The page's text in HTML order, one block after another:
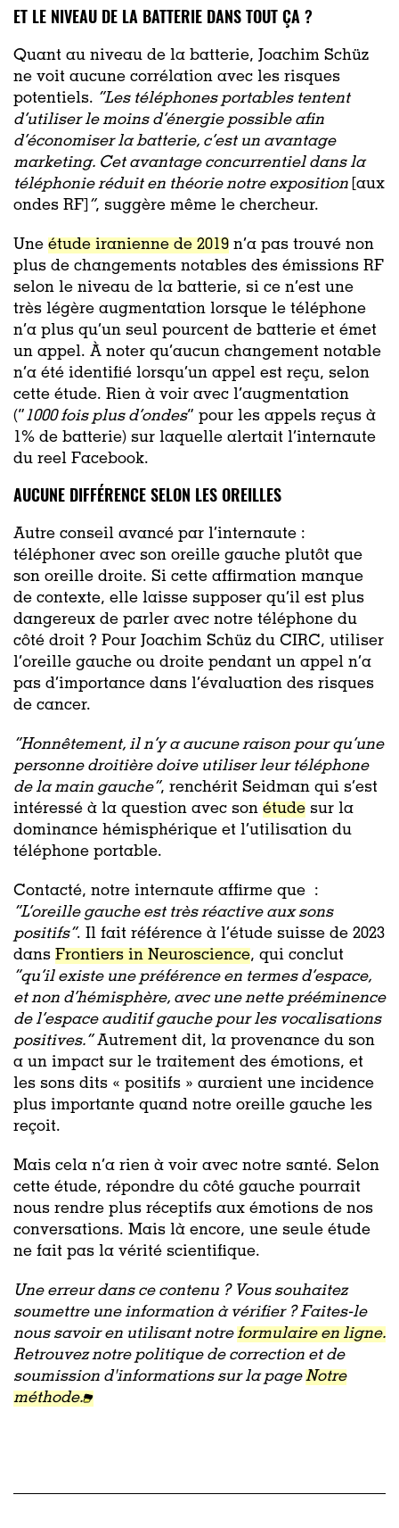
ET LE NIVEAU DE LA BATTERIE DANS TOUT ÇA ?
Quant au niveau de la batterie, Joachim Schüz
ne voit aucune corrélation avec les risques
potentiels. “Les téléphones portables tentent
d’utiliser le moins d’énergie possible afin
d’économiser la batterie, c’est un avantage
marketing. Cet avantage concurrentiel dans la
téléphonie réduit en théorie notre exposition [aux
ondes RF] ”, suggère même le chercheur.
Une étude iranienne de 2019 n’a pas trouvé non
plus de changements notables des émissions RF
selon le niveau de la batterie, si ce n’est une
très légère augmentation lorsque le téléphone
n’a plus qu’un seul pourcent de batterie et émet
un appel. À noter qu’aucun changement notable
n’a été identifié lorsqu’un appel est reçu, selon
cette étude. Rien à voir avec l’augmentation
(“1000 fois plus d’ondes” pour les appels reçus à
1% de batterie) sur laquelle alertait l’internaute
du reel Facebook.
AUCUNE DIFFÉRENCE SELON LES OREILLES
Autre conseil avancé par l’internaute :
téléphoner avec son oreille gauche plutôt que
son oreille droite. Si cette affirmation manque
de contexte, elle laisse supposer qu’il est plus
dangereux de parler avec notre téléphone du
côté droit ? Pour Joachim Schüz du CIRC, utiliser
l’oreille gauche ou droite pendant un appel n’a
pas d’importance dans l’évaluation des risques
de cancer.
“Honnêtement, il n’y a aucune raison pour qu’une
personne droitière doive utiliser leur téléphone
de la main gauche”, renchérit Seidman qui s’est
intéressé à la question avec son étude sur la
dominance hémisphérique et l’utilisation du
téléphone portable.
Contacté, notre internaute affirme que :
“L’oreille gauche est très réactive aux sons
positifs”. Il fait référence à l’étude suisse de 2023
dans Frontiers in Neuroscience, qui conclut
“qu’il existe une préférence en termes d’espace,
et non d’hémisphère, avec une nette prééminence
de l’espace auditif gauche pour les vocalisations
positives.”Autrement dit, la provenance du son
a un impact sur le traitement des émotions, et
les sons dits « positifs » auraient une incidence
plus importante quand notre oreille gauche les
reçoit.
Mais cela n’a rien à voir avec notre santé. Selon
cette étude, répondre du côté gauche pourrait
nous rendre plus réceptifs aux émotions de nos
conversations. Mais là encore, une seule étude
ne fait pas la vérité scientifique.
Une erreur dans ce contenu ? Vous souhaitez
soumettre une information à vérifier ? Faites-le
nous savoir en utilisant notreformulaire en ligne.
Retrouvez notre politique de correction et de
soumission d'informations sur la pageNotre
méthode.